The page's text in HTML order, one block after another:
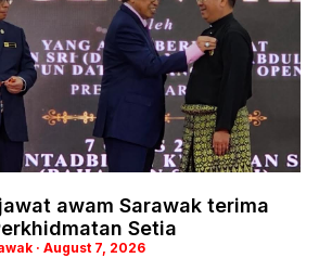
awam Sarawak terima
Setia
August 7, 2026